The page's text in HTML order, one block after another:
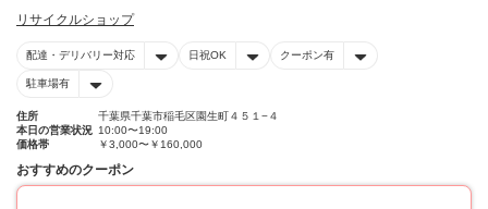
リサイクルショップ
配達・デリバリー対応 日祝OK クーポン有
駐車場有
住所
千葉県千葉市稲毛区園生町４５１−４
本日の営業状況 10:00〜19:00
価格帯
￥3,000〜￥160,000
おすすめのクーポン